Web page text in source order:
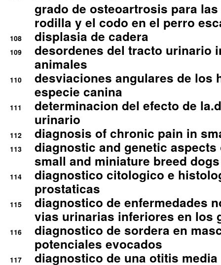
grado de osteoartrosis para
rodilla y el codo en el perro
108 displasia de cadera
109
desordenes del tracto urinario
animales
110
desviaciones angulares de los
especie canina
111
determinacion del efecto de
urinario
112 diagnosis of chronic pain in
113
diagnostic and genetic
small and miniature breed
114
diagnostico citologico e
prostaticas
115
diagnostico de enfermedades
vias urinarias inferiores en los
116
diagnostico de sordera en
potenciales evocados
117
diagnostico de una otitis